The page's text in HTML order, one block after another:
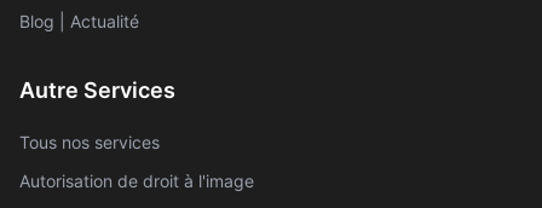
Blog | Actualité
Autre Services
Tous nos services
Autorisation de droit à l'image